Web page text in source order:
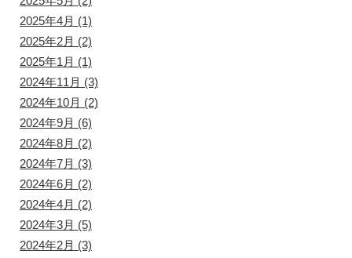
2025年4月 (1)
2025年2月 (2)
2025年1月 (1)
2024年11月 (3)
2024年10月 (2)
2024年9月 (6)
2024年8月 (2)
2024年7月 (3)
2024年6月 (2)
2024年4月 (2)
2024年3月 (5)
2024年2月 (3)